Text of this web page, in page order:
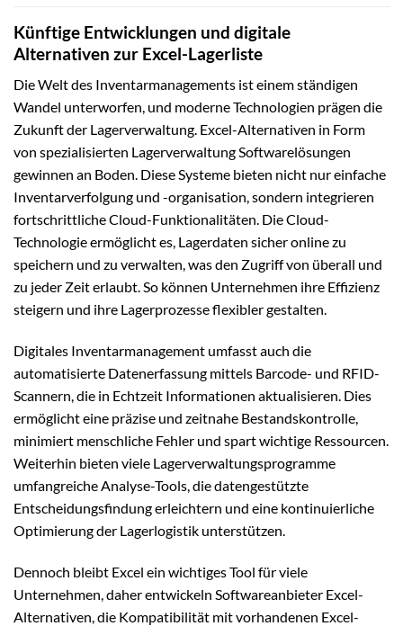
Künftige Entwicklungen und digitale
Alternativen zur Excel-Lagerliste
Die Welt des Inventarmanagements ist einem ständigen
Wandel unterworfen, und moderne Technologien prägen die
Zukunft der Lagerverwaltung. Excel-Alternativen in Form
von spezialisierten Lagerverwaltung Softwarelösungen
gewinnen an Boden. Diese Systeme bieten nicht nur einfache
Inventarverfolgung und -organisation, sondern integrieren
fortschrittliche Cloud-Funktionalitäten. Die Cloud-
Technologie ermöglicht es, Lagerdaten sicher online zu
speichern und zu verwalten, was den Zugriff von überall und
zu jeder Zeit erlaubt. So können Unternehmen ihre Effizienz
steigern und ihre Lagerprozesse flexibler gestalten.
Digitales Inventarmanagement umfasst auch die
automatisierte Datenerfassung mittels Barcode- und RFID-
Scannern, die in Echtzeit Informationen aktualisieren. Dies
ermöglicht eine präzise und zeitnahe Bestandskontrolle,
minimiert menschliche Fehler und spart wichtige Ressourcen.
Weiterhin bieten viele Lagerverwaltungsprogramme
umfangreiche Analyse-Tools, die datengestützte
Entscheidungsfindung erleichtern und eine kontinuierliche
Optimierung der Lagerlogistik unterstützen.
Dennoch bleibt Excel ein wichtiges Tool für viele
Unternehmen, daher entwickeln Softwareanbieter Excel-
Alternativen, die Kompatibilität mit vorhandenen Excel-